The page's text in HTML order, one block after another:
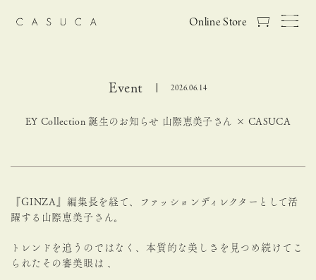
Online Store
Event 2026.06.14
EY Collection 誕生のお知らせ 山際恵美子さん × CASUCA
『GINZA』編集長を経て、ファッションディレクターとして活
躍する山際恵美子さん。
トレンドを追うのではなく、本質的な美しさを見つめ続けてこ
られたその審美眼は 、